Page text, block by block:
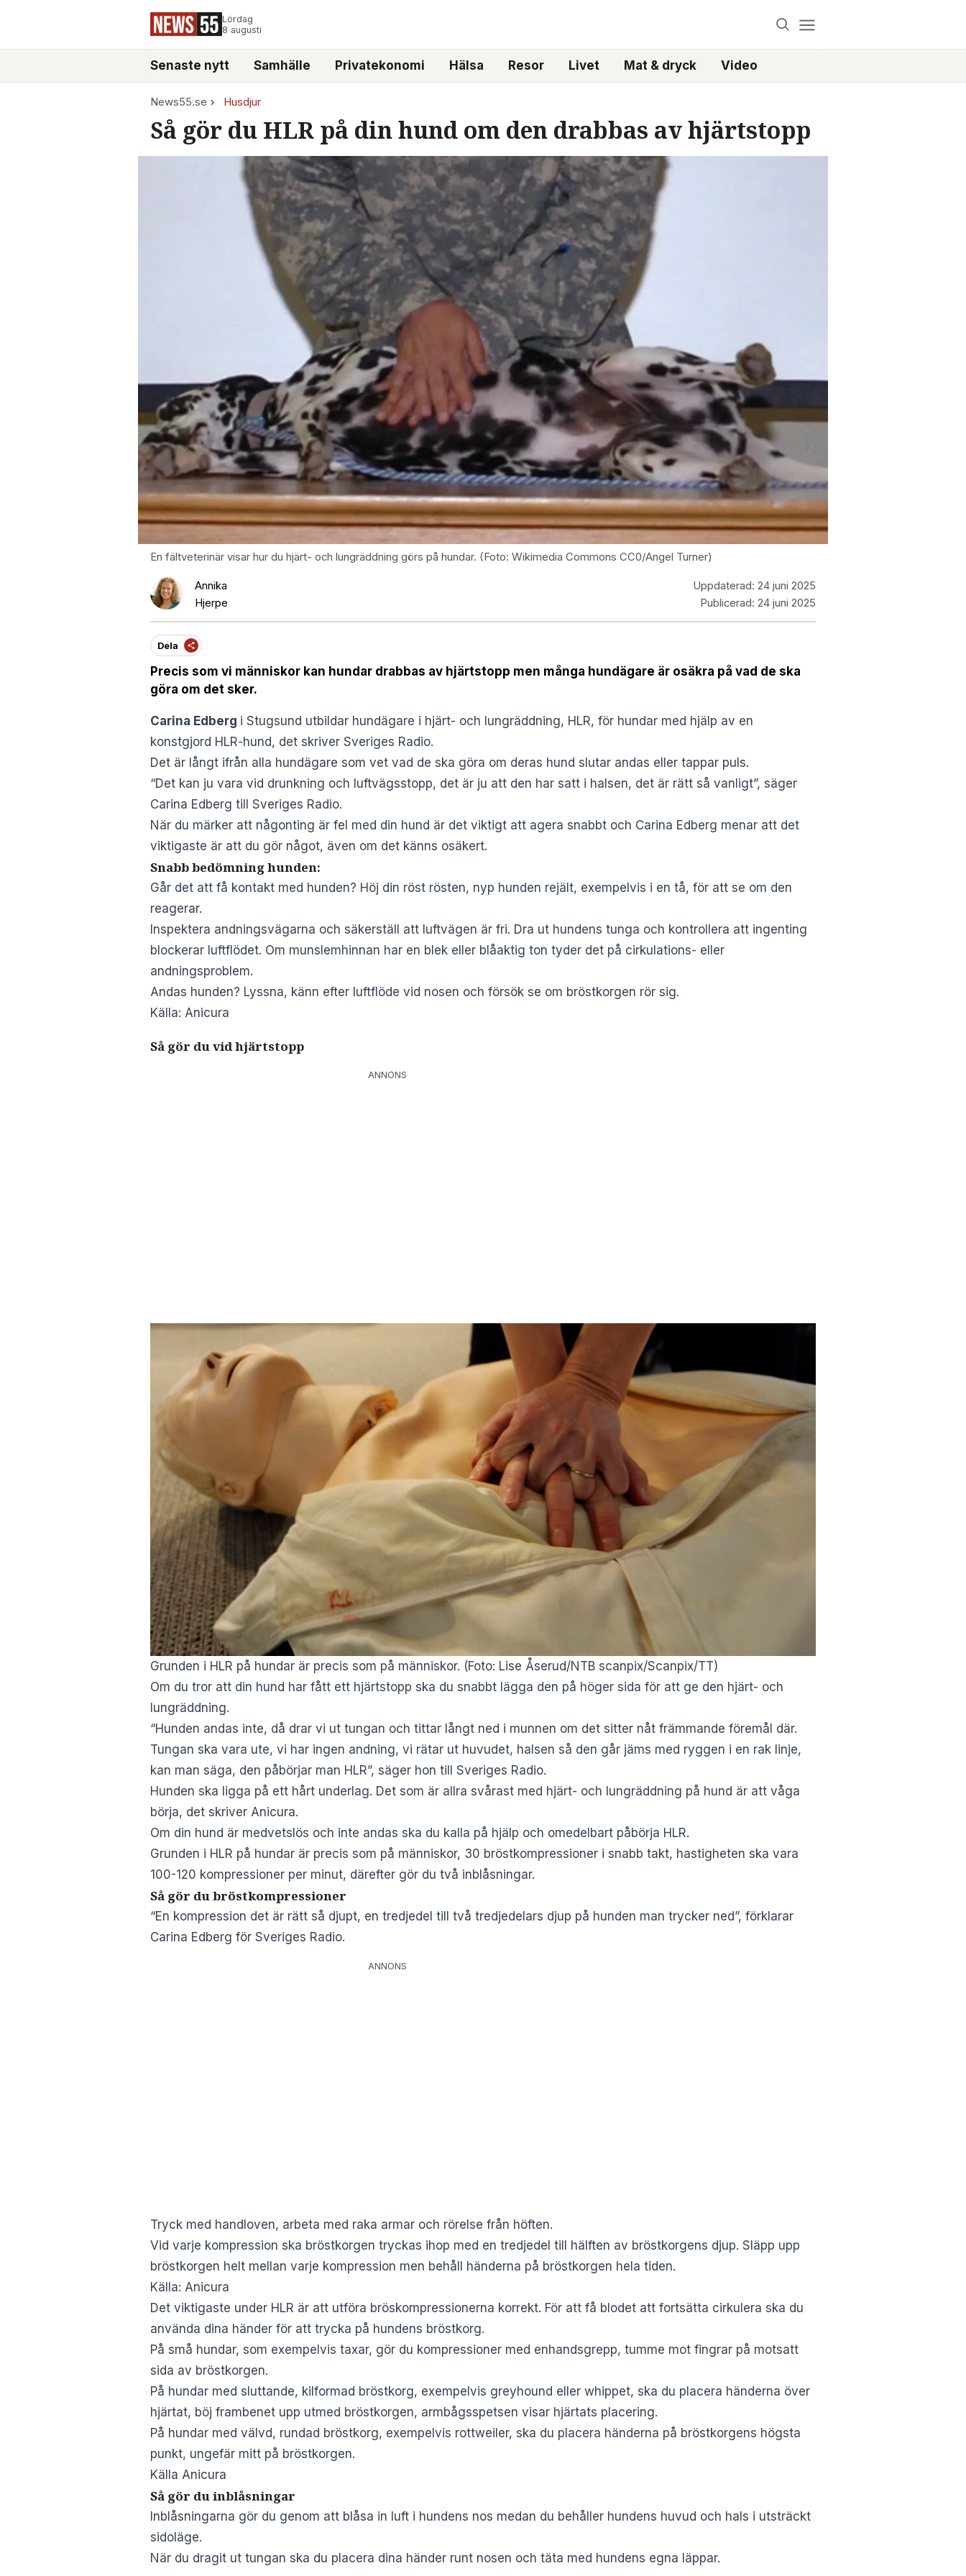
Lördag
8 augusti
Senaste nytt Samhälle Privatekonomi Hälsa Resor Livet Mat & dryck Video
News55.se Husdjur
Så gör du HLR på din hund om den drabbas av hjärtstopp
En fältveterinär visar hur du hjärt- och lungräddning görs på hundar. (Foto: Wikimedia Commons CC0/Angel Turner)
Annika
Hjerpe
Uppdaterad: 24 juni 2025
Publicerad: 24 juni 2025
Dela
Precis som vi människor kan hundar drabbas av hjärtstopp men många hundägare är osäkra på vad de ska
göra om det sker.
Carina Edberg i Stugsund utbildar hundägare i hjärt- och lungräddning, HLR, för hundar med hjälp av en
konstgjord HLR-hund, det skriver Sveriges Radio.
Det är långt ifrån alla hundägare som vet vad de ska göra om deras hund slutar andas eller tappar puls.
“Det kan ju vara vid drunkning och luftvägsstopp, det är ju att den har satt i halsen, det är rätt så vanligt”, säger
Carina Edberg till Sveriges Radio.
När du märker att någonting är fel med din hund är det viktigt att agera snabbt och Carina Edberg menar att det
viktigaste är att du gör något, även om det känns osäkert.
Snabb bedömning hunden:
Går det att få kontakt med hunden? Höj din röst rösten, nyp hunden rejält, exempelvis i en tå, för att se om den
reagerar.
Inspektera andningsvägarna och säkerställ att luftvägen är fri. Dra ut hundens tunga och kontrollera att ingenting
blockerar luftflödet. Om munslemhinnan har en blek eller blåaktig ton tyder det på cirkulations- eller
andningsproblem.
Andas hunden? Lyssna, känn efter luftflöde vid nosen och försök se om bröstkorgen rör sig.
Källa: Anicura
Så gör du vid hjärtstopp
ANNONS
Grunden i HLR på hundar är precis som på människor. (Foto: Lise Åserud/NTB scanpix/Scanpix/TT)
Om du tror att din hund har fått ett hjärtstopp ska du snabbt lägga den på höger sida för att ge den hjärt- och
lungräddning.
“Hunden andas inte, då drar vi ut tungan och tittar långt ned i munnen om det sitter nåt främmande föremål där.
Tungan ska vara ute, vi har ingen andning, vi rätar ut huvudet, halsen så den går jäms med ryggen i en rak linje,
kan man säga, den påbörjar man HLR”, säger hon till Sveriges Radio.
Hunden ska ligga på ett hårt underlag. Det som är allra svårast med hjärt- och lungräddning på hund är att våga
börja, det skriver Anicura.
Om din hund är medvetslös och inte andas ska du kalla på hjälp och omedelbart påbörja HLR.
Grunden i HLR på hundar är precis som på människor, 30 bröstkompressioner i snabb takt, hastigheten ska vara
100-120 kompressioner per minut, därefter gör du två inblåsningar.
Så gör du bröstkompressioner
“En kompression det är rätt så djupt, en tredjedel till två tredjedelars djup på hunden man trycker ned”, förklarar
Carina Edberg för Sveriges Radio.
ANNONS
Tryck med handloven, arbeta med raka armar och rörelse från höften.
Vid varje kompression ska bröstkorgen tryckas ihop med en tredjedel till hälften av bröstkorgens djup. Släpp upp
bröstkorgen helt mellan varje kompression men behåll händerna på bröstkorgen hela tiden.
Källa: Anicura
Det viktigaste under HLR är att utföra bröskompressionerna korrekt. För att få blodet att fortsätta cirkulera ska du
använda dina händer för att trycka på hundens bröstkorg.
På små hundar, som exempelvis taxar, gör du kompressioner med enhandsgrepp, tumme mot fingrar på motsatt
sida av bröstkorgen.
På hundar med sluttande, kilformad bröstkorg, exempelvis greyhound eller whippet, ska du placera händerna över
hjärtat, böj frambenet upp utmed bröstkorgen, armbågsspetsen visar hjärtats placering.
På hundar med välvd, rundad bröstkorg, exempelvis rottweiler, ska du placera händerna på bröstkorgens högsta
punkt, ungefär mitt på bröstkorgen.
Källa Anicura
Så gör du inblåsningar
Inblåsningarna gör du genom att blåsa in luft i hundens nos medan du behåller hundens huvud och hals i utsträckt
sidoläge.
När du dragit ut tungan ska du placera dina händer runt nosen och täta med hundens egna läppar.